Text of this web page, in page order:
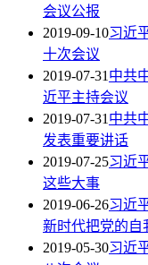
会议公报
2019-09-10习近
十次会议
2019-07-31中共
近平主持会议
2019-07-31中共
发表重要讲话
2019-07-25习近
这些大事
2019-06-26习近
新时代把党的自
2019-05-30习近